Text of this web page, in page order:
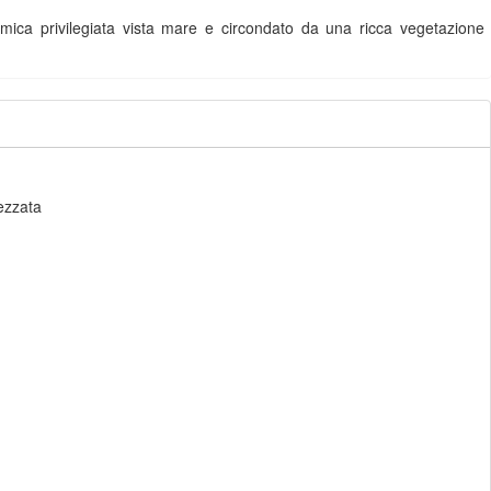
privilegiata vista mare e circondato da una ricca vegetazione